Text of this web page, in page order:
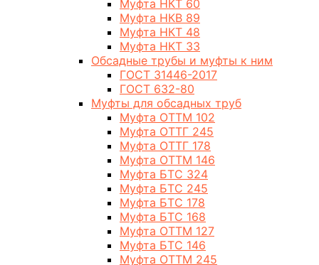
Муфта НКТ 60
Муфта НКВ 89
Муфта НКТ 48
Муфта НКТ 33
Обсадные трубы и муфты к ним
ГОСТ 31446-2017
ГОСТ 632-80
Муфты для обсадных труб
Муфта ОТТМ 102
Муфта ОТТГ 245
Муфта ОТТГ 178
Муфта ОТТМ 146
Муфта БТС 324
Муфта БТС 245
Муфта БТС 178
Муфта БТС 168
Муфта ОТТМ 127
Муфта БТС 146
Муфта ОТТМ 245